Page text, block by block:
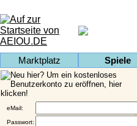
Marktplatz Spiele
eMail:
Passwort: